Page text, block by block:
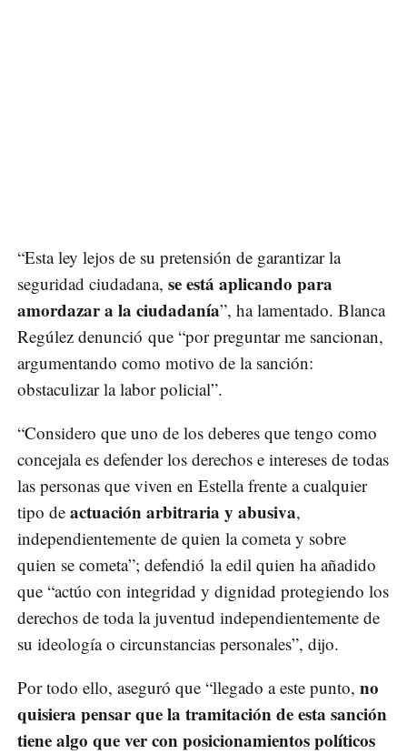
“Esta ley lejos de su pretensión de garantizar la
seguridad ciudadana, se está aplicando para
amordazar a la ciudadanía”, ha lamentado. Blanca
Regúlez denunció que “por preguntar me sancionan,
argumentando como motivo de la sanción:
obstaculizar la labor policial”.
“Considero que uno de los deberes que tengo como
concejala es defender los derechos e intereses de todas
las personas que viven en Estella frente a cualquier
tipo de actuación arbitraria y abusiva,
independientemente de quien la cometa y sobre
quien se cometa”; defendió la edil quien ha añadido
que “actúo con integridad y dignidad protegiendo los
derechos de toda la juventud independientemente de
su ideología o circunstancias personales”, dijo.
Por todo ello, aseguró que “llegado a este punto, no
quisiera pensar que la tramitación de esta sanción
tiene algo que ver con posicionamientos políticos